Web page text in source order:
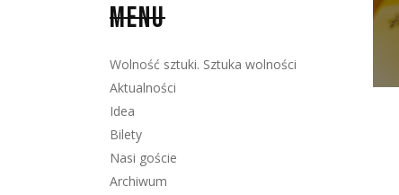
MENU
Wolność sztuki. Sztuka wolności
Aktualności
Idea
Bilety
Nasi goście
Archiwum